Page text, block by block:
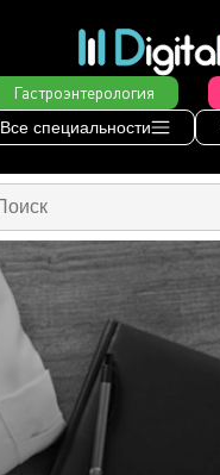
Гастроэнтерология
Все специальности